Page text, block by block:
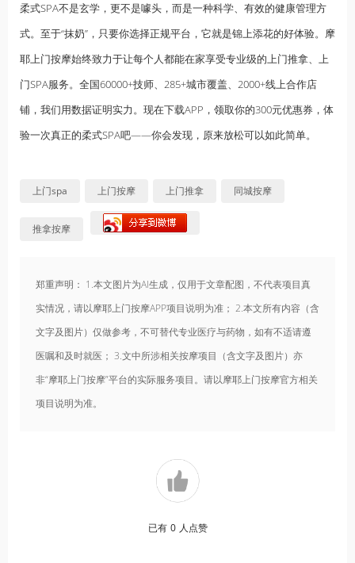
柔式SPA不是玄学，更不是噱头，而是一种科学、有效的健康管理方
式。至于“抹奶”，只要你选择正规平台，它就是锦上添花的好体验。摩
耶上门按摩始终致力于让每个人都能在家享受专业级的上门推拿、上
门SPA服务。全国60000+技师、285+城市覆盖、2000+线上合作店
铺，我们用数据证明实力。现在下载APP，领取你的300元优惠券，体
验一次真正的柔式SPA吧——你会发现，原来放松可以如此简单。
上门spa 上门按摩 上门推拿 同城按摩
推拿按摩
郑重声明： 1.本文图片为AI生成，仅用于文章配图，不代表项目真
实情况，请以摩耶上门按摩APP项目说明为准； 2.本文所有内容（含
文字及图片）仅做参考，不可替代专业医疗与药物，如有不适请遵
医嘱和及时就医； 3.文中所涉相关按摩项目（含文字及图片）亦
非“摩耶上门按摩”平台的实际服务项目。请以摩耶上门按摩官方相关
项目说明为准。
已有 0 人点赞